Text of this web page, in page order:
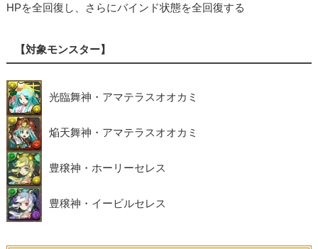
HPを全回復し、さらにバインド状態を全回復する
【対象モンスター】
光臨舞神・アマテラスオオカミ
焔天舞神・アマテラスオオカミ
豊穣神・ホーリーセレス
豊穣神・イービルセレス